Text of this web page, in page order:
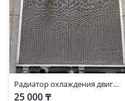
Радиатор охлаждения двигателя
25 000 ₸